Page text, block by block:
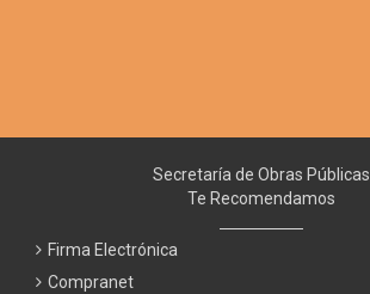
Secretaría de Obras Públicas
Te Recomendamos
Firma Electrónica
Compranet